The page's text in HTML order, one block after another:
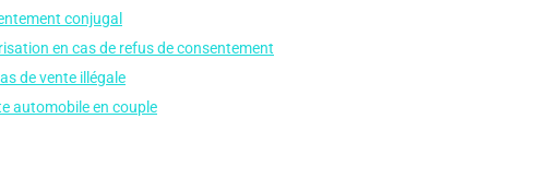
conjugal
en cas de refus de consentement
de vente illégale
automobile en couple